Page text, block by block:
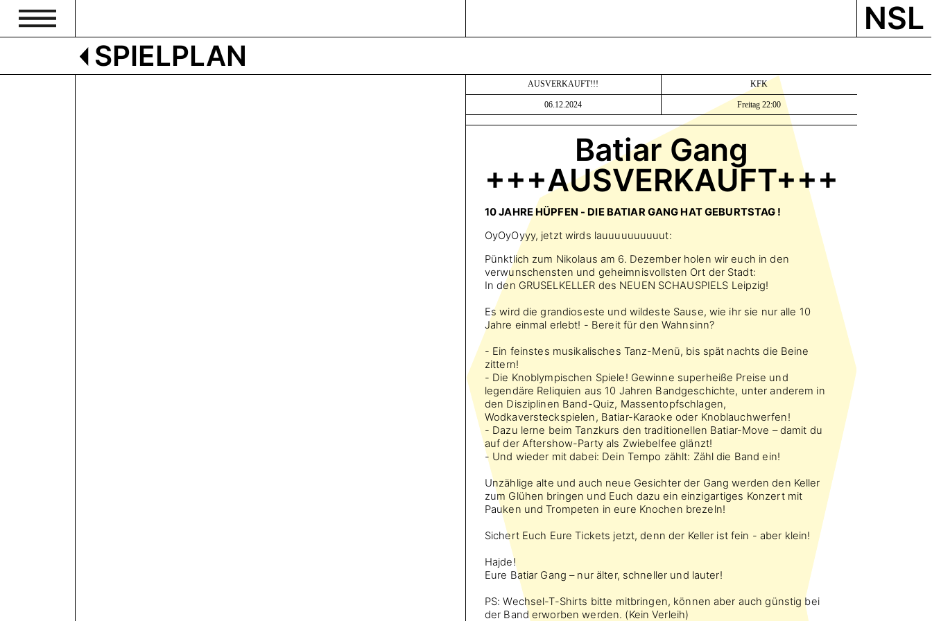
NSL
SPIELPLAN
AUSVERKAUFT!!! KFK
06.12.2024 Freitag 22:00
Batiar Gang
+++AUSVERKAUFT+++
10 JAHRE HÜPFEN - DIE BATIAR GANG HAT GEBURTSTAG !
OyOyOyyy, jetzt wirds lauuuuuuuuuut:
Pünktlich zum Nikolaus am 6. Dezember holen wir euch in den
verwunschensten und geheimnisvollsten Ort der Stadt:
In den GRUSELKELLER des NEUEN SCHAUSPIELS Leipzig!
Es wird die grandioseste und wildeste Sause, wie ihr sie nur alle 10
Jahre einmal erlebt! - Bereit für den Wahnsinn?
- Ein feinstes musikalisches Tanz-Menü, bis spät nachts die Beine
zittern!
- Die Knoblympischen Spiele! Gewinne superheiße Preise und
legendäre Reliquien aus 10 Jahren Bandgeschichte, unter anderem in
den Disziplinen Band-Quiz, Massentopfschlagen,
Wodkaversteckspielen, Batiar-Karaoke oder Knoblauchwerfen!
- Dazu lerne beim Tanzkurs den traditionellen Batiar-Move – damit du
auf der Aftershow-Party als Zwiebelfee glänzt!
- Und wieder mit dabei: Dein Tempo zählt: Zähl die Band ein!
Unzählige alte und auch neue Gesichter der Gang werden den Keller
zum Glühen bringen und Euch dazu ein einzigartiges Konzert mit
Pauken und Trompeten in eure Knochen brezeln!
Sichert Euch Eure Tickets jetzt, denn der Keller ist fein - aber klein!
Hajde!
Eure Batiar Gang – nur älter, schneller und lauter!
PS: Wechsel-T-Shirts bitte mitbringen, können aber auch günstig bei
der Band erworben werden. (Kein Verleih)